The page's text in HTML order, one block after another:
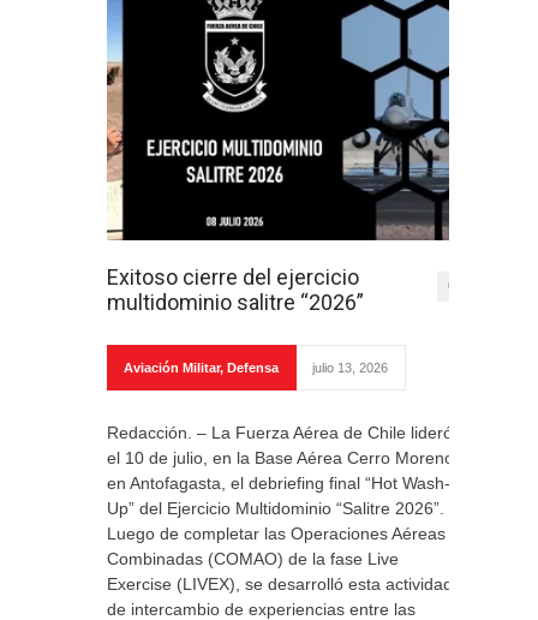
Exitoso cierre del ejercicio
multidominio salitre “2026”
0
Aviación Militar, Defensa julio 13, 2026
Redacción. – La Fuerza Aérea de Chile lideró
el 10 de julio, en la Base Aérea Cerro Moreno
en Antofagasta, el debriefing final “Hot Wash-
Up” del Ejercicio Multidominio “Salitre 2026”.
Luego de completar las Operaciones Aéreas
Combinadas (COMAO) de la fase Live
Exercise (LIVEX), se desarrolló esta actividad
de intercambio de experiencias entre las